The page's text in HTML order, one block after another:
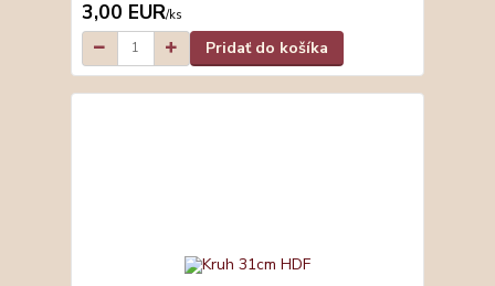
3,00 EUR/ks
Pridať do košíka